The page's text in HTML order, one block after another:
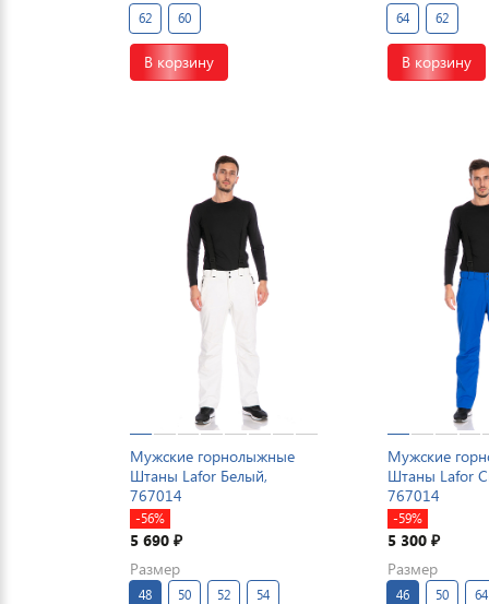
62 60
В корзину
64 62
В корзину
Мужские горнолыжные
Штаны Lafor Белый,
767014
-56%
5 690 ₽
Размер
48 50 52 54
Мужские
Штаны Lafor
767014
-59%
5 300₽
Размер
46 50 64